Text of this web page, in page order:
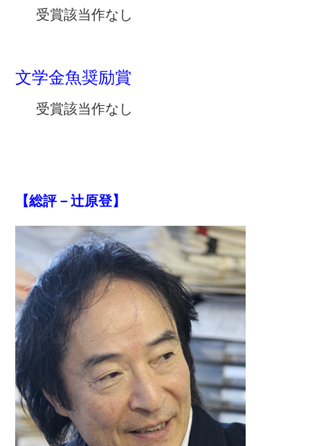
受賞該当作なし
文学金魚奨励賞
受賞該当作なし
【総評－辻原登】